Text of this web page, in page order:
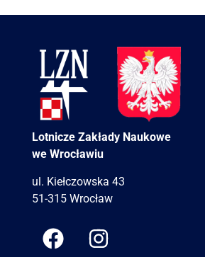
Lotnicze Zakłady Naukowe
we Wrocławiu
ul. Kiełczowska 43
51-315 Wrocław